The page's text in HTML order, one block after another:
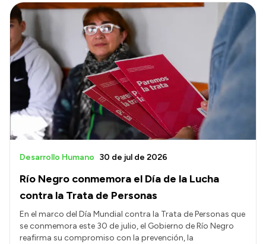
Río Negro conmemora el Día de la Lucha
contra la Trata de Personas
Desarrollo Humano 30 de jul de 2026
En el marco del Día Mundial contra la Trata de Personas que
se conmemora este 30 de julio, el Gobierno de Río Negro
reafirma su compromiso con la prevención, la